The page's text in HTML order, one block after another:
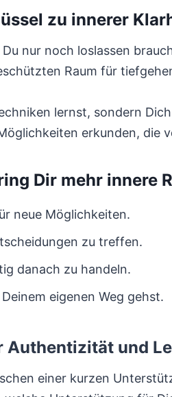
zu innerer
nur noch loslassen
Raum für
lernst, sondern
erkunden, die
Dir mehr innere
neue Möglichkeiten.
zu treffen.
danach zu handeln.
eigenen Weg gehst.
Authentizität und
einer kurzen